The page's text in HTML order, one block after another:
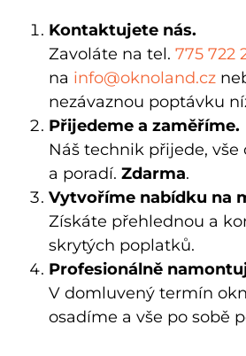
Kontaktujete nás.
Zavoláte na tel. 775 722
na info@oknoland.cz
nezávaznou poptávku
Přijedeme a zaměříme.
Náš technik přijede,
a poradí. Zdarma.
Vytvoříme nabídku na
Získáte přehlednou a
skrytých poplatků.
Profesionálně
V domluvený termín
osadíme a vše po sobě